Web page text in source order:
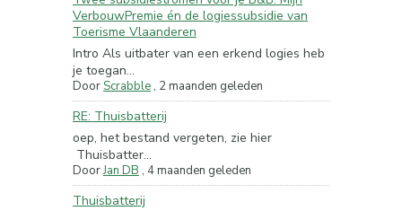
VerbouwPremie én de logiessubsidie van
Toerisme Vlaanderen
Intro Als uitbater van een erkend logies heb
je toegan...
DoorScrabble , 2 maanden geleden
RE: Thuisbatterij
oep, het bestand vergeten, zie hier
Thuisbatter...
DoorJan DB , 4 maanden geleden
Thuisbatterij